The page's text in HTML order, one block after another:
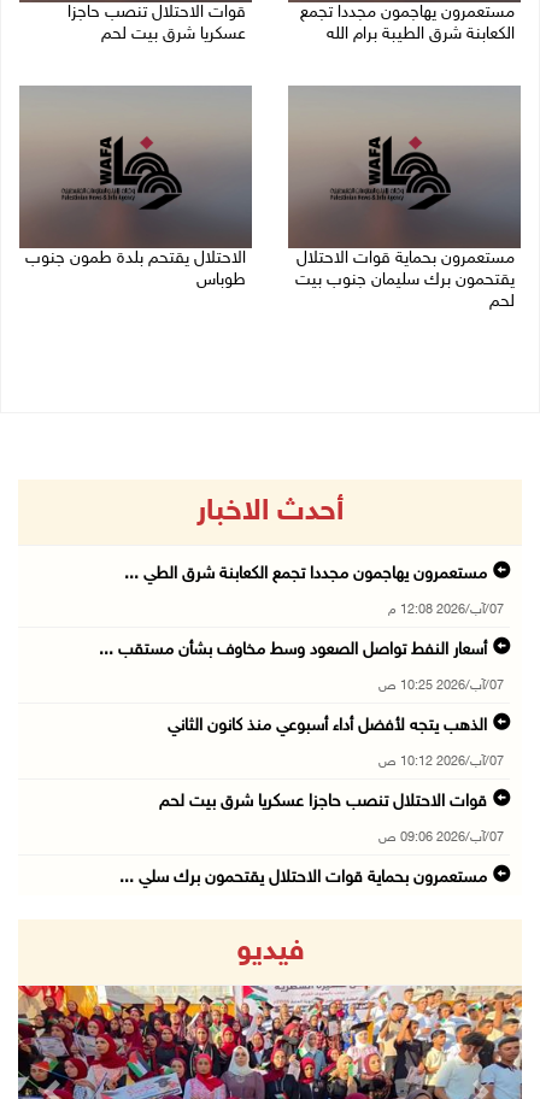
مستعمرون يهاجمون مجددا تجمع
الكعابنة شرق الطيبة برام الله
قوات الاحتلال تنصب حاجزا
عسكريا شرق بيت لحم
مستعمرون بحماية قوات الاحتلال
يقتحمون برك سليمان جنوب بيت
لحم
الاحتلال يقتحم بلدة طمون جنوب
طوباس
أحدث الاخبار
مستعمرون يهاجمون مجددا تجمع الكعابنة شرق الطي ...
07/آب/2026 12:08 م
أسعار النفط تواصل الصعود وسط مخاوف بشأن مستقب ...
07/آب/2026 10:25 ص
الذهب يتجه لأفضل أداء أسبوعي منذ كانون الثاني
07/آب/2026 10:12 ص
قوات الاحتلال تنصب حاجزا عسكريا شرق بيت لحم
07/آب/2026 09:06 ص
مستعمرون بحماية قوات الاحتلال يقتحمون برك سلي ...
الاحتلال يقتحم بلدة طمون جنوب طوباس
07/آب/2026 08:24 ص
محافظة القدس: انسحاب قوات الاحتلال من مخيم قل ...
07/آب/2026 08:23 ص
فيديو